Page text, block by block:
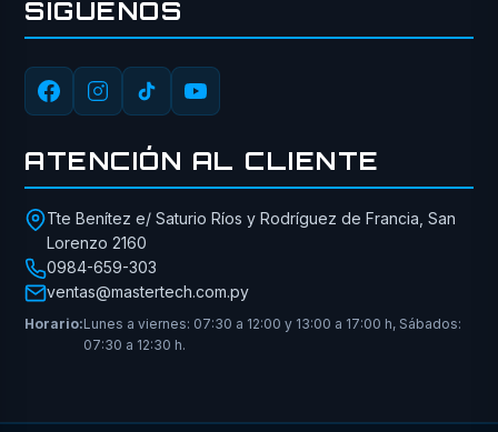
SÍGUENOS
ATENCIÓN AL CLIENTE
Tte Benítez e/ Saturio Ríos y Rodríguez de Francia, San
Lorenzo 2160
0984-659-303
ventas@mastertech.com.py
Horario:Lunes a viernes: 07:30 a 12:00 y 13:00 a 17:00 h, Sábados:
07:30 a 12:30 h.